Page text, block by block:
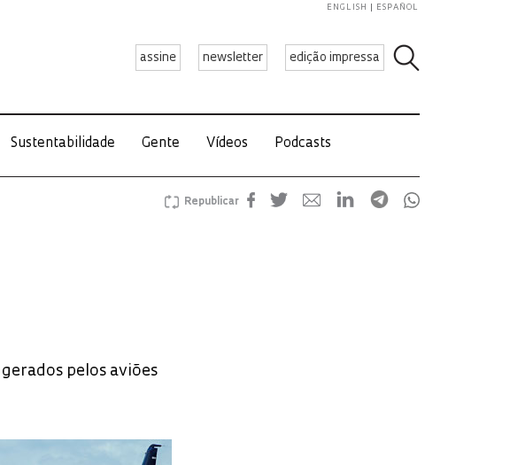
assine newsletter edição impressa
ENGLISH ESPAÑOL
Sustentabilidade Gente Vídeos Podcasts
Republicar
pelos aviões